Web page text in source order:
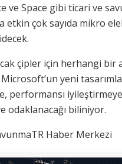
ve Space gibi ticari ve
etkin çok sayıda mikro
çipler için herhangi bir
yeni
performansı
odaklanacağı biliniyor.
Haber Merkezi